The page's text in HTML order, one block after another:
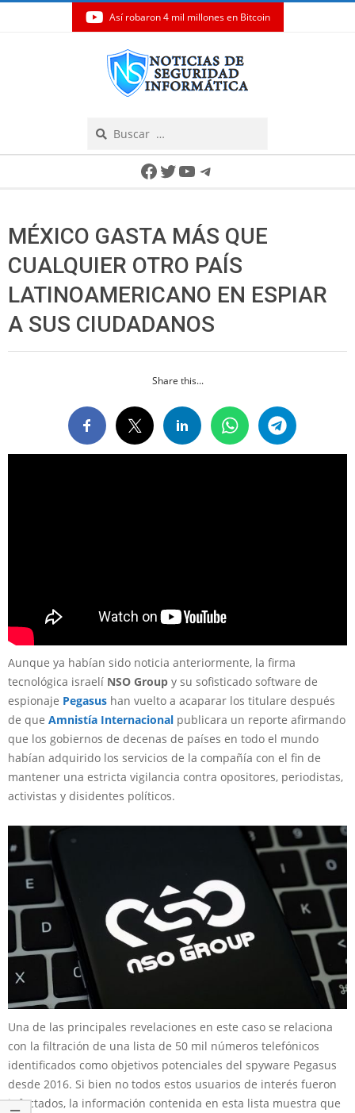
Así robaron 4 mil millones en Bitcoin
Facebook
Twitter
YouTube
Telegram
MÉXICO GASTA MÁS QUE
CUALQUIER OTRO PAÍS
LATINOAMERICANO EN ESPIAR
A SUS CIUDADANOS
Share this...
Aunque ya habían sido noticia anteriormente, la firma
tecnológica israelí NSO Group y su sofisticado software de
espionaje Pegasus han vuelto a acaparar los titulare después
de que Amnistía Internacional publicara un reporte afirmando
que los gobiernos de decenas de países en todo el mundo
habían adquirido los servicios de la compañía con el fin de
mantener una estricta vigilancia contra opositores, periodistas,
activistas y disidentes políticos.
Una de las principales revelaciones en este caso se relaciona
con la filtración de una lista de 50 mil números telefónicos
identificados como objetivos potenciales del spyware Pegasus
desde 2016. Si bien no todos estos usuarios de interés fueron
infectados, la información contenida en esta lista muestra que